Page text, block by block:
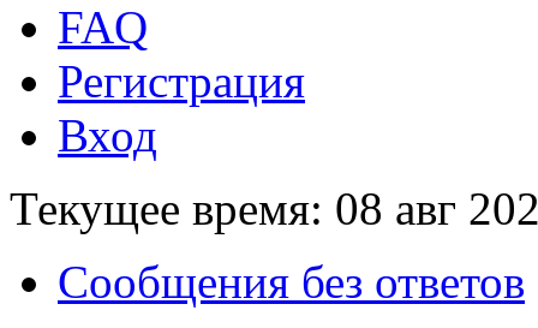
FAQ
Регистрация
Вход
Текущее время: 08 авг
Сообщения без ответов